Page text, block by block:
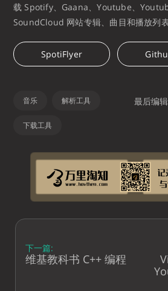
载 Spotify、Gaana、Youtube、
SoundCloud 网站专辑、曲目和播放列
SpotiFlyer
音乐 解析工具
下载工具
最后编
下一篇:
维基教科书 C++ 编程